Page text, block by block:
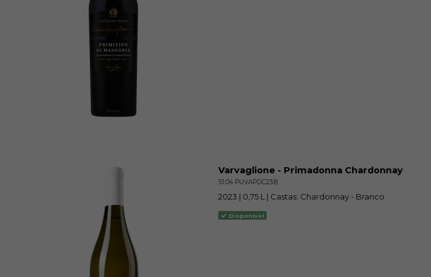
Varvaglione - Primadonna Chardonnay
51.04 PUVAPDC23B
2023 | 0,75 L | Castas: Chardonnay - Branco
Disponivel